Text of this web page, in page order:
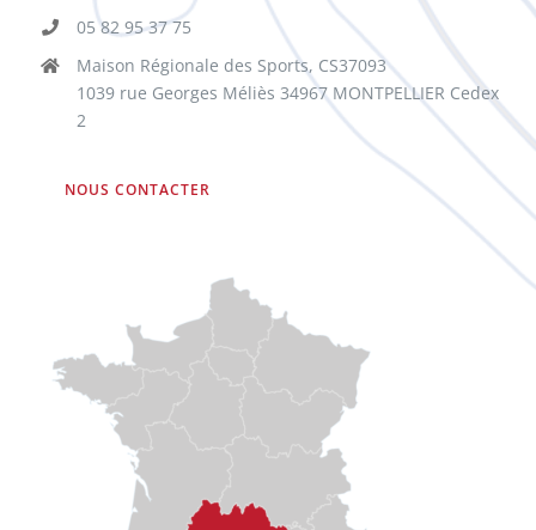
05 82 95 37 75
Maison Régionale des Sports, CS37093
1039 rue Georges Méliès 34967 MONTPELLIER Cedex
2
NOUS CONTACTER